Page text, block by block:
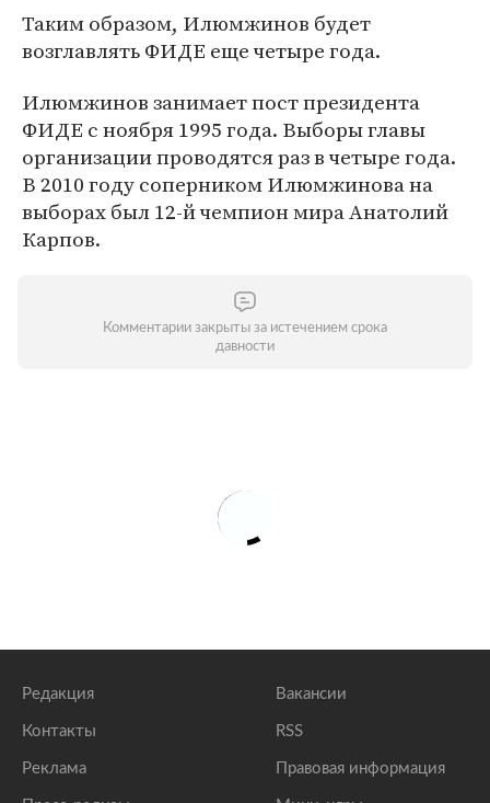
Таким образом, Илюмжинов будет
возглавлять ФИДЕ еще четыре года.
Илюмжинов занимает пост президента
ФИДЕ с ноября 1995 года. Выборы главы
организации проводятся раз в четыре года.
В 2010 году соперником Илюмжинова на
выборах был 12-й чемпион мира Анатолий
Карпов.
Комментарии закрыты за истечением срока
давности
Редакция
Контакты
Реклама
Вакансии
RSS
Правовая информация